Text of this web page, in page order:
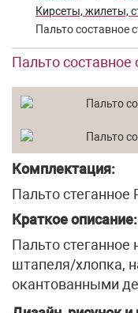
Кирсеты, жилеты,
Пальто составное
Пальто составное
Комплектация:
Пальто
Краткое описание:
Пальто стеганное
штапеля/хлопка,
окантованными